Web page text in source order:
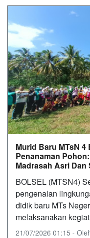
Murid Baru MTsN
Penanaman
Madrasah Asri Dan
BOLSEL (MTSN4)
pengenalan
didik baru MTs
melaksanakan
21/07/2026 01:15 -